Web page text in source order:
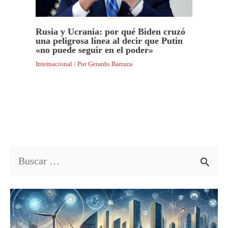
Rusia y Ucrania: por qué Biden cruzó
una peligrosa línea al decir que Putin
«no puede seguir en el poder»
Internacional / PorGerardo Barraza
s
c